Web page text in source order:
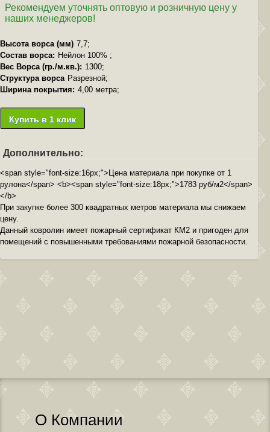
Рекомендуем уточнять оптовую и розничную цену у
наших менеджеров!
Высота ворса (мм) 7,7;
Состав ворса: Нейлон 100% ;
Вес Ворса (гр./м.кв.): 1300;
Структура ворса Разрезной;
Ширина покрытия: 4,00 метра;
Купить в 1 клик
Дополнительно:
<span style="font-size:16px;">Цена материала при покупке от 1
рулона</span> <b><span style="font-size:18px;">1783 руб/м2</span>
</b>
При закупке более 300 квадратных метров материала мы снижаем
цену.
Данный ковролин имеет пожарный сертификат КМ2 и пригоден для
помещений с повышенными требованиями пожарной безопасности.
О Компании